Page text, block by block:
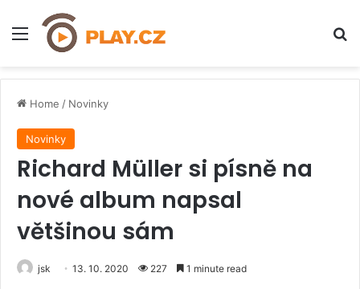
Menu
Home / Novinky
Novinky
Richard Müller si písně na
nové album napsal
většinou sám
jsk 13. 10. 2020 227 1 minute read